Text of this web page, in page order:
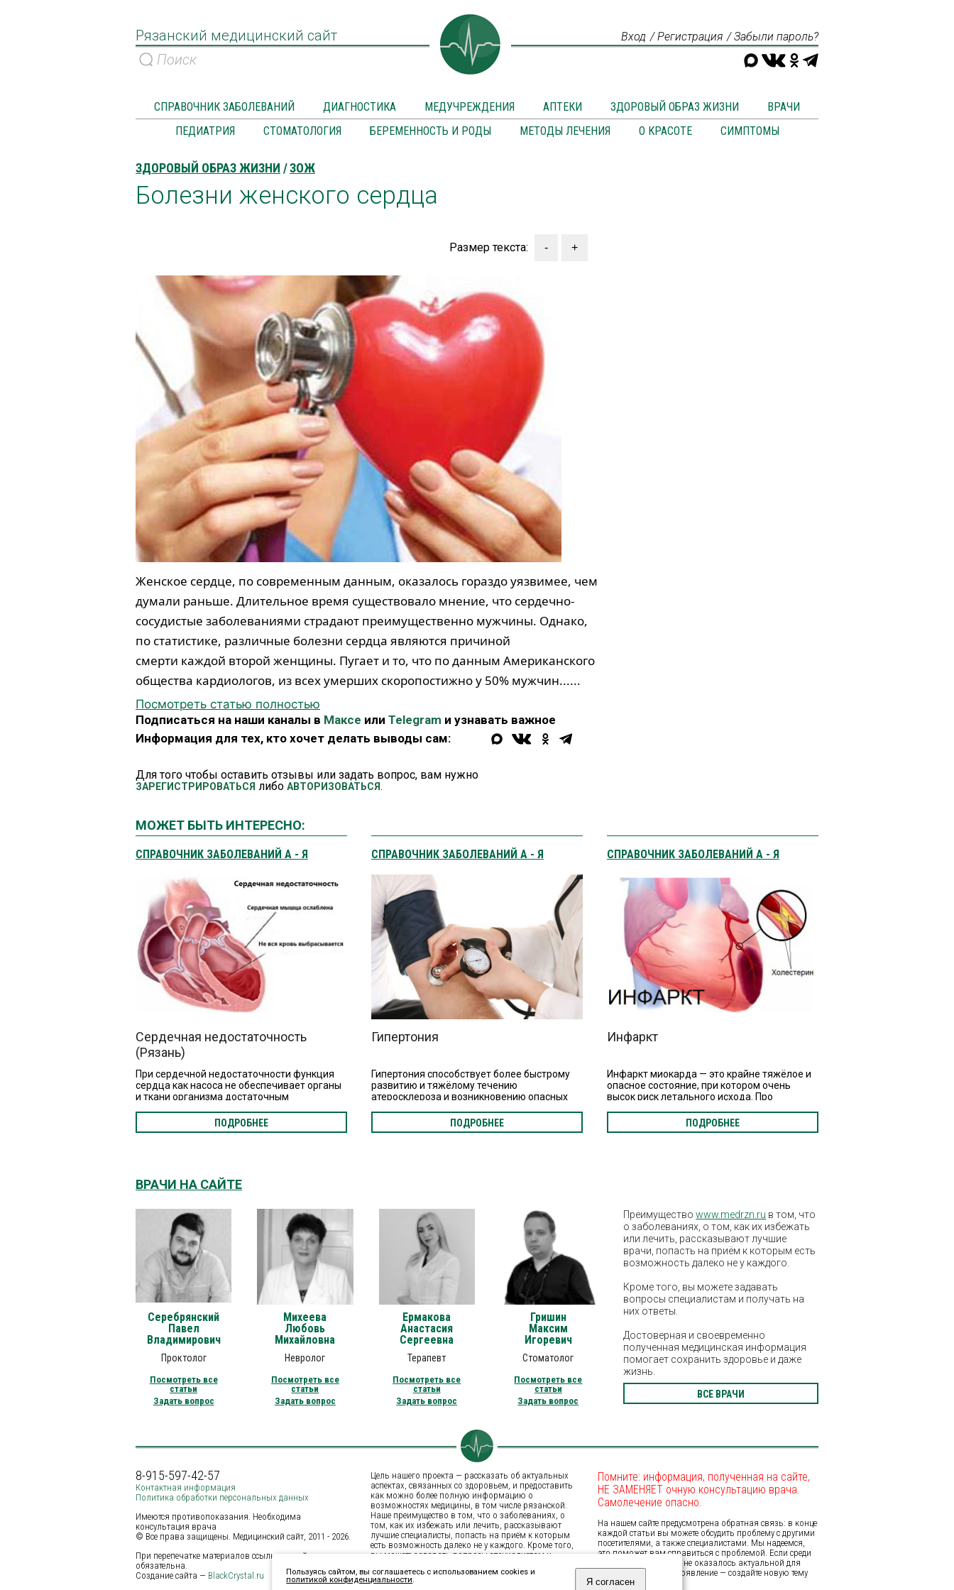
Рязанский медицинский сайт Вход Регистрация Забыли пароль?
СПРАВОЧНИК ЗАБОЛЕВАНИЙ ДИАГНОСТИКА МЕДУЧРЕЖДЕНИЯ АПТЕКИ ЗДОРОВЫЙ ОБРАЗ ЖИЗНИ
ВРАЧИ
ПЕДИАТРИЯ
СТОМАТОЛОГИЯ БЕРЕМЕННОСТЬ И РОДЫ МЕТОДЫ ЛЕЧЕНИЯ О КРАСОТЕ СИМПТОМЫ
ЗДОРОВЫЙ ОБРАЗ ЖИЗНИ ЗОЖ
Болезни женского сердца
Размер текста:
Женское сердце, по современным данным, оказалось гораздо уязвимее, чем
думали раньше. Длительное время существовало мнение, что сердечно-
сосудистые заболеваниями страдают преимущественно мужчины. Однако,
по статистике, различные болезни сердца являются причиной
смерти каждой второй женщины. Пугает и то, что по данным Американского
общества кардиологов, из всех умерших скоропостижно у 50% мужчин......
Посмотреть статью полностью
Подписаться на наши каналы в Максе или Telegram и узнавать важное
Информация для тех, кто хочет делать выводы сам:
Для того чтобы оставить отзывы или задать вопрос, вам нужно
ЗАРЕГИСТРИРОВАТЬСЯ либо АВТОРИЗОВАТЬСЯ.
МОЖЕТ БЫТЬ ИНТЕРЕСНО:
СПРАВОЧНИК ЗАБОЛЕВАНИЙ А - Я
Сердечная недостаточность
(Рязань)
При сердечной недостаточности функция
сердца как насоса не обеспечивает органы
и ткани организма достаточным
негативным последствиям, поэтому с ХСН
нужно научиться жить.
ПОДРОБНЕЕ
СПРАВОЧНИК ЗАБОЛЕВАНИЙ А - Я
Гипертония
Гипертония способствует более быстрому
развитию и тяжёлому течению
атеросклероза и возникновению опасных
гипертония является одной из самых частых
причин смерти молодых людей.
ПОДРОБНЕЕ
СПРАВОЧНИК ЗАБОЛЕВАНИЙ А - Я
Инфаркт
Инфаркт миокарда — это крайне тяжёлое и
опасное состояние, при котором очень
высок риск летального исхода. Про
также про то, что важно знать про его
лечение.
ПОДРОБНЕЕ
ВРАЧИ НА САЙТЕ
Серебрянский
Павел
Владимирович
Проктолог
Посмотреть все
статьи
Задать вопрос
Михеева
Любовь
Михайловна
Невролог
Посмотреть все
статьи
Задать вопрос
Ермакова
Анастасия
Сергеевна
Терапевт
Посмотреть все
статьи
Задать вопрос
Гришин
Максим
Игоревич
Стоматолог
Посмотреть все
статьи
Задать вопрос
ВСЕ ВРАЧИ
Преимуществоwww.medrzn.ru в том, что
о заболеваниях, о том, как их избежать
или лечить, рассказывают лучшие
врачи, попасть на приём к которым есть
возможность далеко не у каждого.
Кроме того, вы можете задавать
вопросы специалистам и получать на
них ответы.
Достоверная и своевременно
полученная медицинская информация
помогает сохранить здоровье и даже
жизнь.
8-915-597-42-57
Контактная информация
Политика обработки персональных данных
Имеются противопоказания. Необходима
консультация врача
© Все права защищены. Медицинский сайт, 2011 - 2026.
При перепечатке материалов ссылка на сайт
обязательна.
Создание сайта — BlackCrystal.ru
Цель нашего проекта — рассказать об актуальных
аспектах, связанных со здоровьем, и предоставить
как можно более полную информацию о
возможностях медицины, в том числе рязанской.
Наше преимущество в том, что о заболеваниях, о
том, как их избежать или лечить, рассказывают
лучшие специалисты, попасть на приём к которым
есть возможность далеко не у каждого. Кроме того,
вы можете задавать вопросы специалистам и
своевременно полученная медицинская информация
помогает сохранить здоровье и даже жизнь.
Помните: информация, полученная на сайте,
НЕ ЗАМЕНЯЕТ очную консультацию врача.
Самолечение опасно.
На нашем сайте предусмотрена обратная связь: в конце
каждой статьи вы можете обсудить проблему с другими
посетителями, а также специалистами. Мы надеемся,
это поможет вам справиться с проблемой. Если среди
затронутых нами тем не оказалось актуальной для
вас, инициируйте её появление — создайте новую тему
на Форуме.
Пользуясь сайтом, вы соглашаетесь с использованием cookies и
политикой конфиденциальности. Я согласен